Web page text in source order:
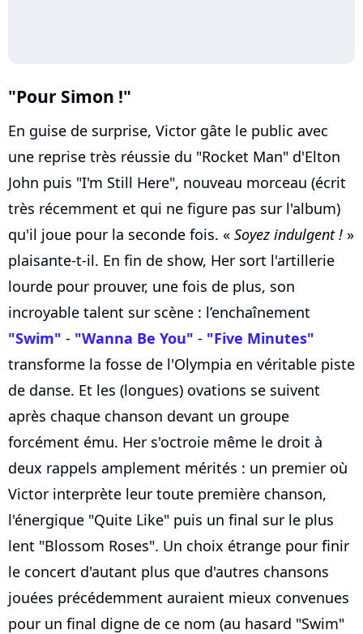
"Pour Simon !"
En guise de surprise, Victor gâte le public avec
une reprise très réussie du "Rocket Man" d'Elton
John puis "I'm Still Here", nouveau morceau (écrit
très récemment et qui ne figure pas sur l'album)
qu'il joue pour la seconde fois. « Soyez indulgent ! »
plaisante-t-il. En fin de show, Her sort l'artillerie
lourde pour prouver, une fois de plus, son
incroyable talent sur scène : l’enchaînement
"Swim" - "Wanna Be You" - "Five Minutes"
transforme la fosse de l'Olympia en véritable piste
de danse. Et les (longues) ovations se suivent
après chaque chanson devant un groupe
forcément ému. Her s'octroie même le droit à
deux rappels amplement mérités : un premier où
Victor interprète leur toute première chanson,
l'énergique "Quite Like" puis un final sur le plus
lent "Blossom Roses". Un choix étrange pour finir
le concert d'autant plus que d'autres chansons
jouées précédemment auraient mieux convenues
pour un final digne de ce nom (au hasard "Swim"